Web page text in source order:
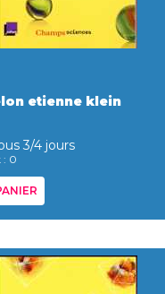
etienne klein
3/4 jours
: 0